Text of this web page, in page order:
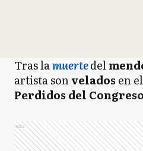
Tras lamuertedel
artista sonvelados en el
Perdidos del
Ads